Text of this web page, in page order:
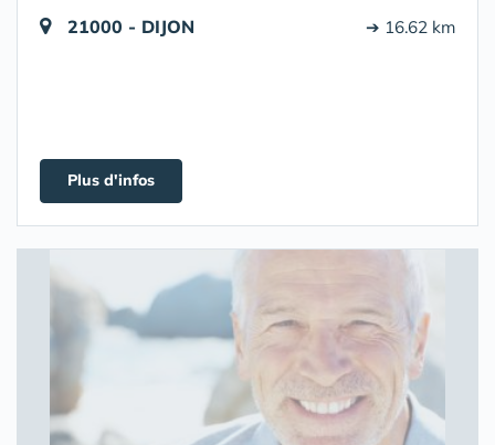
21000 - DIJON ➔ 16.62 km
Plus d'infos